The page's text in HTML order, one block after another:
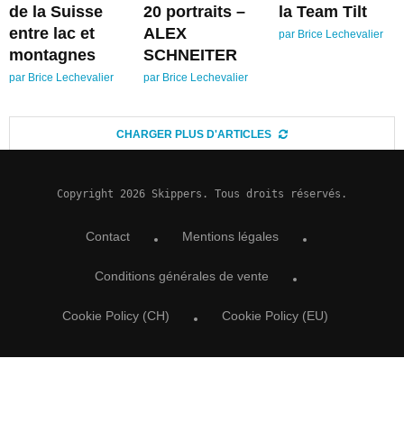
de la Suisse
entre lac et
montagnes
par Brice Lechevalier
20 portraits –
ALEX
SCHNEITER
par Brice Lechevalier
la Team Tilt
par Brice Lechevalier
CHARGER PLUS D'ARTICLES
Copyright 2026 Skippers. Tous droits réservés.
Contact Mentions légales
Conditions générales de vente
Cookie Policy (CH) Cookie Policy (EU)